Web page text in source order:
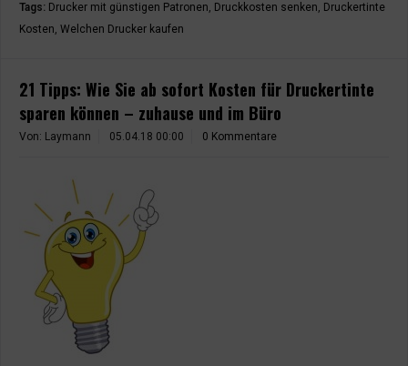
Tags: Drucker mit günstigen Patronen, Druckkosten senken, Druckertinte
Kosten, Welchen Drucker kaufen
21 Tipps: Wie Sie ab sofort Kosten für Druckertinte
sparen können – zuhause und im Büro
Von: Laymann 05.04.18 00:00 0 Kommentare